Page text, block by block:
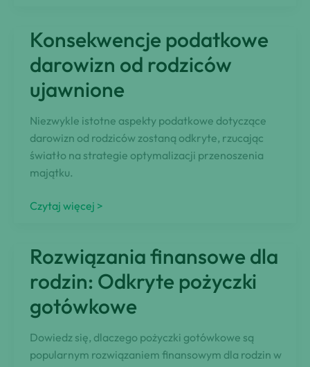
Obliczamy,
ile
będzie
Cię
wychowanie
małego
człowieka
Konsekwencje podatkowe
darowizn od rodziców
ujawnione
Niezwykle istotne aspekty podatkowe dotyczące
darowizn od rodziców zostaną odkryte, rzucając
światło na strategie optymalizacji przenoszenia
majątku.
Konsekwencje
od
rodziców
ujawnione
Czytaj więcej >
Rozwiązania finansowe dla
rodzin: Odkryte pożyczki
gotówkowe
Dowiedz się, dlaczego pożyczki gotówkowe są
popularnym rozwiązaniem finansowym dla rodzin w